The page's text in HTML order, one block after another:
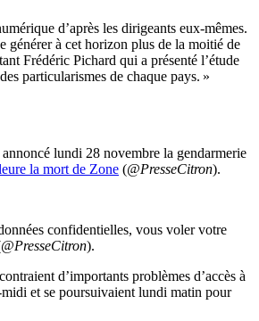
d’après les dirigeants eux-mêmes.
générer à cet horizon plus de la moitié de
Frédéric Pichard qui a présenté l’étude
particularismes de chaque pays. »
lundi 28 novembre la gendarmerie
la mort de Zone (@PresseCitron).
confidentielles, vous voler votre
@PresseCitron).
d’importants problèmes d’accès à
et se poursuivaient lundi matin pour